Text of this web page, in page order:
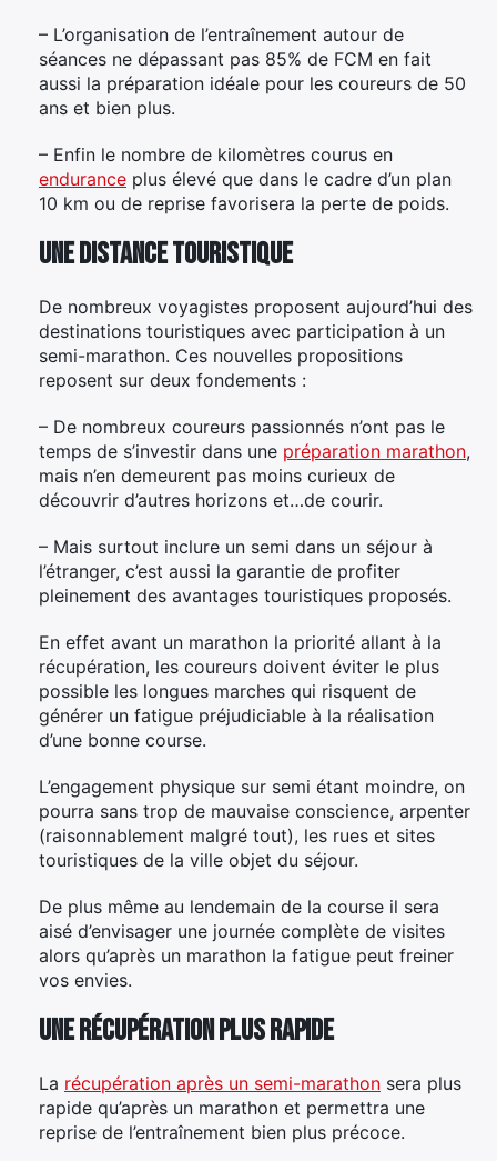
– L’organisation de l’entraînement autour de
séances ne dépassant pas 85% de FCM en fait
aussi la préparation idéale pour les coureurs de 50
ans et bien plus.
– Enfin le nombre de kilomètres courus en
endurance plus élevé que dans le cadre d’un plan
10 km ou de reprise favorisera la perte de poids.
Une distance touristique
De nombreux voyagistes proposent aujourd’hui des
destinations touristiques avec participation à un
semi-marathon. Ces nouvelles propositions
reposent sur deux fondements :
– De nombreux coureurs passionnés n’ont pas le
temps de s’investir dans une préparation marathon,
mais n’en demeurent pas moins curieux de
découvrir d’autres horizons et…de courir.
– Mais surtout inclure un semi dans un séjour à
l’étranger, c’est aussi la garantie de profiter
pleinement des avantages touristiques proposés.
En effet avant un marathon la priorité allant à la
récupération, les coureurs doivent éviter le plus
possible les longues marches qui risquent de
générer un fatigue préjudiciable à la réalisation
d’une bonne course.
L’engagement physique sur semi étant moindre, on
pourra sans trop de mauvaise conscience, arpenter
(raisonnablement malgré tout), les rues et sites
touristiques de la ville objet du séjour.
De plus même au lendemain de la course il sera
aisé d’envisager une journée complète de visites
alors qu’après un marathon la fatigue peut freiner
vos envies.
Une récupération plus rapide
La récupération après un semi-marathon sera plus
rapide qu’après un marathon et permettra une
reprise de l’entraînement bien plus précoce.